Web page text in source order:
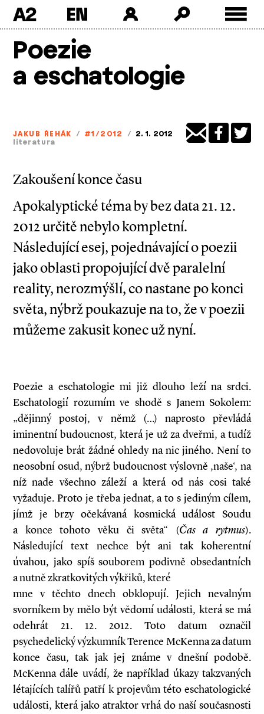
A2
Poezie
a eschatologie
JAKUB ŘEHÁK / #1/2012 / 2. 1. 2012
literatura
Zakoušení konce času
Apokalyptické téma by bez data 21. 12.
2012 určitě nebylo kompletní.
Následující esej, pojednávající o poezii
jako oblasti propojující dvě paralelní
reality, nerozmýšlí, co nastane po konci
světa, nýbrž poukazuje na to, že v poezii
můžeme zakusit konec už nyní.
Poezie a eschatologie mi již dlouho leží na srdci.
Eschatologií rozumím ve shodě s Janem Sokolem:
„dějinný postoj, v němž (…) naprosto převládá
iminentní budoucnost, která je už za dveřmi, a tudíž
nedovoluje brát žádné ohledy na nic jiného. Není to
neosobní osud, nýbrž budoucnost výslovně ,naše‘, na
níž nade všechno záleží a která od nás cosi také
vyžaduje. Proto je třeba jednat, a to s jediným cílem,
jímž je brzy očekávaná kosmická událost Soudu
a konce tohoto věku či světa“ (Čas a rytmus).
Následující text nechce být ani tak koherentní
úvahou, jako spíš souborem podivně obsedantních
a nutně zkratkovitých výkřiků, které
mne v těchto dnech obklopují. Jejich nevalným
svorníkem by mělo být vědomí události, která se má
odehrát 21. 12. 2012. Toto datum označil
psychedelický výzkumník Terence McKenna za datum
konce času, tak jak jej známe v dnešní podobě.
McKenna dále uvádí, že například úkazy takzvaných
létajících talířů patří k projevům této eschatologické
události, která jako atraktor vrhá do naší současnosti